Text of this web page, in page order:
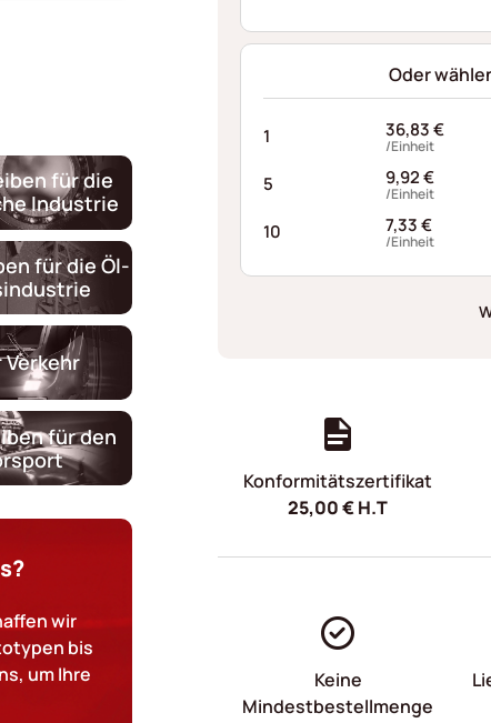
für die
Industrie
für die Öl-
Verkehr
für den
wir
bis
um Ihre
Menge
Oder
1 36,83€
/Einheit
5 9,92€
/Einheit
10 7,33€
/Einheit
Konformitätszertifikat
25,00€H.T
Keine
Mindestbestellmenge